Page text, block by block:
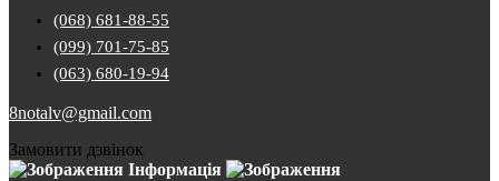
(068) 681-88-55
(099) 701-75-85
(063) 680-19-94
8notalv@gmail.com
Замовити дзвінок
Інформація